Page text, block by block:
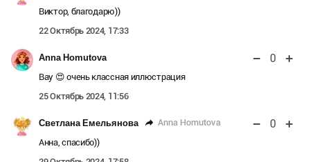
Виктор, благодарю))
22 Октябрь 2024, 17:33
Anna Homutova 0
Вау 😍 очень классная иллюстрация
25 Октябрь 2024, 11:56
Светлана Емельянова Anna Homutova 0
Анна, спасибо))